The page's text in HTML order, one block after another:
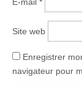
Site web
Enregistrer
navigateur pour